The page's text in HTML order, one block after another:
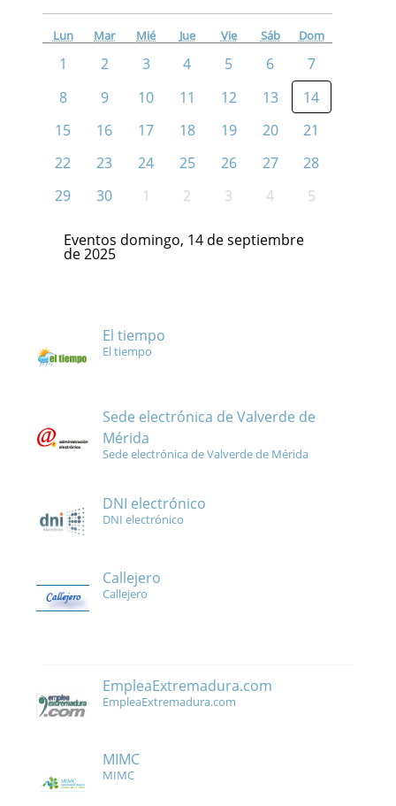
Lun Mar Mié Jue Vie Sáb Dom
1 2 3 4 5 6
7
8
9 10 11 12 13
14
15
16 17 18 19 20
21
22
23 24 25 26 27
28
29
30 1 2 3 4 5
Eventos domingo, 14 de septiembre
de 2025
El tiempo
El tiempo
Sede electrónica de Valverde de
Mérida
Sede electrónica de Valverde de Mérida
DNI electrónico
DNI electrónico
Callejero
Callejero
EmpleaExtremadura.com
EmpleaExtremadura.com
MIMC
MIMC